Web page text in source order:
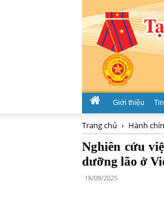
Giới thiệu
Trang chủ Hành
Nghiên cứu
dưỡng lão ở
18/09/2025